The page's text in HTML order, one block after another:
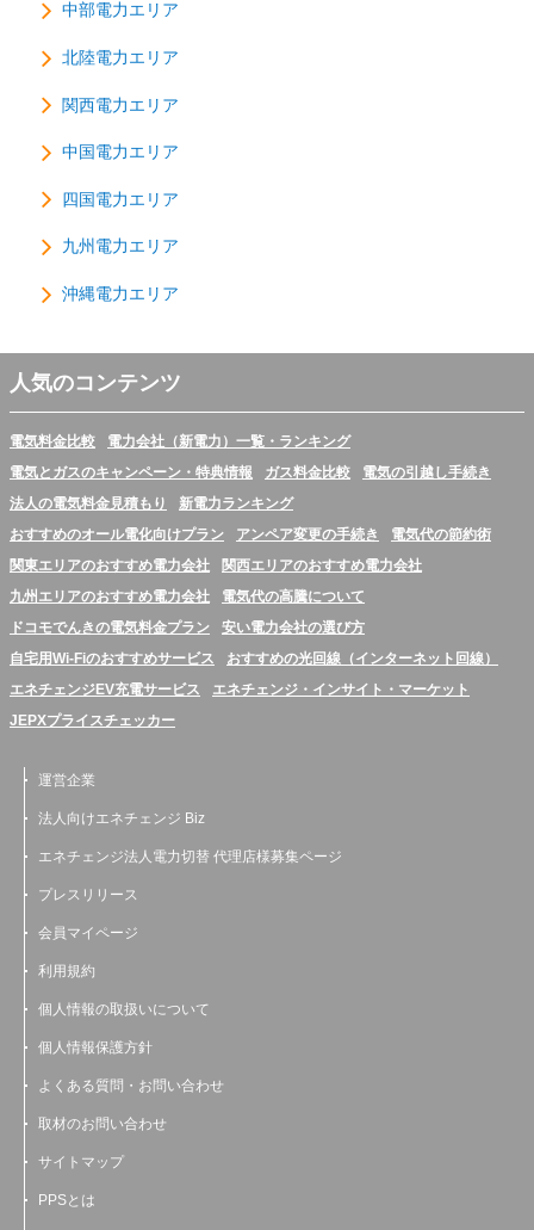
中部電力エリア
北陸電力エリア
関西電力エリア
中国電力エリア
四国電力エリア
九州電力エリア
沖縄電力エリア
人気のコンテンツ
電気料金比較
電力会社（新電力）一覧・ランキング
電気とガスのキャンペーン・特典情報
ガス料金比較
電気の引越し手続き
法人の電気料金見積もり
新電力ランキング
おすすめのオール電化向けプラン
アンペア変更の手続き
電気代の節約術
関東エリアのおすすめ電力会社
関西エリアのおすすめ電力会社
九州エリアのおすすめ電力会社
電気代の高騰について
ドコモでんきの電気料金プラン
安い電力会社の選び方
自宅用Wi-Fiのおすすめサービス
おすすめの光回線（インターネット回線）
エネチェンジEV充電サービス
エネチェンジ・インサイト・マーケット
JEPXプライスチェッカー
運営企業
法人向けエネチェンジ Biz
エネチェンジ法人電力切替 代理店様募集ページ
プレスリリース
会員マイページ
利用規約
個人情報の取扱いについて
個人情報保護方針
よくある質問・お問い合わせ
取材のお問い合わせ
サイトマップ
PPSとは